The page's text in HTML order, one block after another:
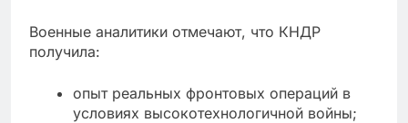
Военные аналитики отмечают, что КНДР
получила:
опыт реальных фронтовых операций в
условиях высокотехнологичной войны;